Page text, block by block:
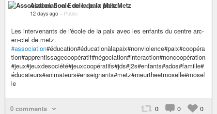
Association Ecole de la paix Metz
12 days ago – Public
Les intervenants de l'école de la paix avec les enfants du centre arc-
en-ciel de metz.
#association#éducation#éducationàlapaix#nonviolence#paix#coopéra
tion#apprentissagecoopératif#négociation#interaction#noncoopération
#jeux#jeuxdesociété#jeuxcoopératifs#jds#j2s#enfants#ados#famille#
éducateurs#animateurs#enseignants#metz#meurtheetmoselle#mosel
le
0 comments 0 0 0